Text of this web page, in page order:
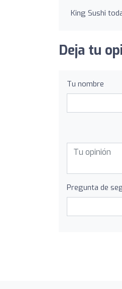
King Sushi
Deja tu
Tu nombre
Pregunta de